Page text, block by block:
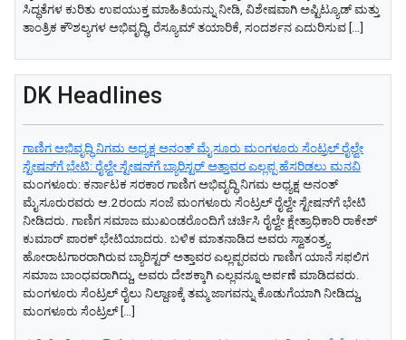
ಸಿದ್ಧತೆಗಳ ಕುರಿತು ಉಪಯುಕ್ತ ಮಾಹಿತಿಯನ್ನು ನೀಡಿ, ವಿಶೇಷವಾಗಿ ಅಪ್ಟಿಟ್ಯೂಡ್ ಮತ್ತು
ತಾಂತ್ರಿಕ ಕೌಶಲ್ಯಗಳ ಅಭಿವೃದ್ಧಿ, ರೆಸ್ಯೂಮ್ ತಯಾರಿಕೆ, ಸಂದರ್ಶನ ಎದುರಿಸುವ […]
DK Headlines
ಗಾಣಿಗ ಅಭಿವೃದ್ಧಿ ನಿಗಮ ಅಧ್ಯಕ್ಷ‌ ಅನಂತ್‌ ಮೈಸೂರು ಮಂಗಳೂರು ಸೆಂಟ್ರಲ್‌ ರೈಲ್ವೇ
ಸ್ಟೇಷನ್‌ಗೆ ಭೇಟಿ: ರೈಲ್ವೇ ಸ್ಟೇಷನ್‌ಗೆ ಬ್ಯಾರಿಸ್ಟರ್‌ ಅತ್ತಾವರ ಎಲ್ಲಪ್ಪ ಹೆಸರಿಡಲು ಮನವಿ
ಮಂಗಳೂರು: ಕರ್ನಾಟಕ ಸರಕಾರ ಗಾಣಿಗ ಅಭಿವೃದ್ಧಿ ನಿಗಮ ಅಧ್ಯಕ್ಷ‌ ಅನಂತ್‌
ಮೈಸೂರುರವರು ಆ.2ರಂದು ಸಂಜೆ ಮಂಗಳೂರು ಸೆಂಟ್ರಲ್‌ ರೈಲ್ವೇ ಸ್ಟೇಷನ್‌ಗೆ ಭೇಟಿ
ನೀಡಿದರು. ಗಾಣಿಗ ಸಮಾಜ ಮುಖಂಡರೊಂದಿಗೆ ಚರ್ಚಿಸಿ ರೈಲ್ವೇ ಕ್ಷೇತ್ರಾಧಿಕಾರಿ ರಾಕೇಶ್‌
ಕುಮಾರ್‌ ಪಾರಕ್‌ ಭೇಟಿಯಾದರು. ಬಳಿಕ ಮಾತನಾಡಿದ ಅವರು ಸ್ವಾತಂತ್ರ್ಯ
ಹೋರಾಟಗಾರರಾಗಿರುವ ಬ್ಯಾರಿಸ್ಟರ್‌ ಅತ್ತಾವರ ಎಲ್ಲಪ್ಪರವರು ಗಾಣಿಗ ಯಾನೆ ಸಫಲಿಗ
ಸಮಾಜ ಬಾಂಧವರಾಗಿದ್ದು, ಅವರು ದೇಶಕ್ಕಾಗಿ ಎಲ್ಲವನ್ನೂ ಅರ್ಪಣೆ ಮಾಡಿದವರು.
ಮಂಗಳೂರು ಸೆಂಟ್ರಲ್‌ ರೈಲು ನಿಲ್ದಾಣಕ್ಕೆ ತಮ್ಮ ಜಾಗವನ್ನು ಕೊಡುಗೆಯಾಗಿ ನೀಡಿದ್ದು,
ಮಂಗಳೂರು ಸೆಂಟ್ರಲ್‌ […]